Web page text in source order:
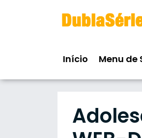
Início Menu de